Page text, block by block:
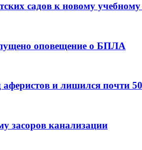
садов к новому учебному
оповещение о БПЛА
и лишился почти
засоров канализации